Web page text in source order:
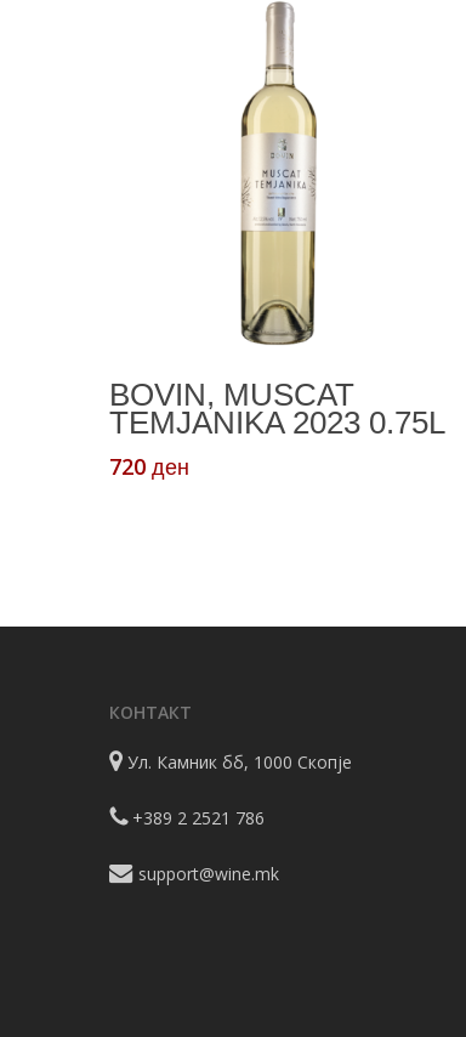
BOVIN, MUSCAT
TEMJANIKA 2023 0.75L
720 ден
КОНТАКТ
Ул. Камник бб, 1000 Скопје
+389 2 2521 786
support@wine.mk